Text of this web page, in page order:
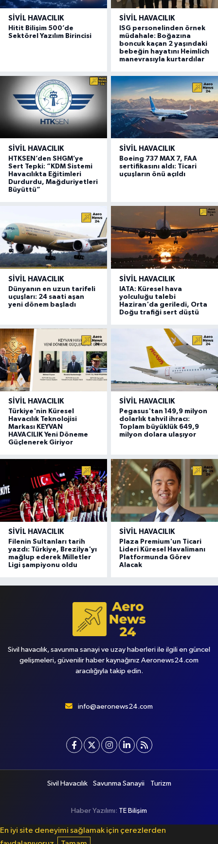
SIVIL HAVACILIK
Hitit Bilişim 500’de
Sektörel Yazılım Birincisi
SIVIL HAVACILIK
ISG personelinden örnek
müdahale: Boğazına
boncuk kaçan 2 yaşındaki
bebeğin hayatını Heimlich
manevrasıyla kurtardılar
SIVIL HAVACILIK
HTKSEN’den SHGM’ye
Sert Tepki: “KDM Sistemi
Havacılıkta Eğitimleri
Durdurdu, Mağduriyetleri
Büyüttü”
SIVIL HAVACILIK
Boeing 737 MAX 7, FAA
sertifikasını aldı: Ticari
uçuşların önü açıldı
SIVIL HAVACILIK
Dünyanın en uzun tarifeli
uçuşları: 24 saati aşan
yeni dönem başladı
SIVIL HAVACILIK
IATA: Küresel hava
yolculuğu talebi
Haziran'da geriledi, Orta
Doğu trafiği sert düştü
SIVIL HAVACILIK
Türkiye'nin Küresel
Havacılık Teknolojisi
Markası KEYVAN
HAVACILIK Yeni Döneme
Güçlenerek Giriyor
SIVIL HAVACILIK
Pegasus'tan 149,9 milyon
dolarlık tahvil ihracı:
Toplam büyüklük 649,9
milyon dolara ulaşıyor
SIVIL HAVACILIK
Filenin Sultanları tarih
yazdı: Türkiye, Brezilya'yı
mağlup ederek Milletler
Ligi şampiyonu oldu
SIVIL HAVACILIK
Plaza Premium'un Ticari
Lideri Küresel Havalimanı
Platformunda Görev
Alacak
Sivil havacılık, savunma sanayi ve uzay haberleri ile ilgili en güncel
gelişmeleri, güvenilir haber kaynağınız Aeronews24.com
aracılığıyla takip edin.
info@aeronews24.com
Sivil Havacılık Savunma Sanayii Turizm
Haber Yazılımı: TE Bilişim
En iyi site deneyimi sağlamak için çerezlerden